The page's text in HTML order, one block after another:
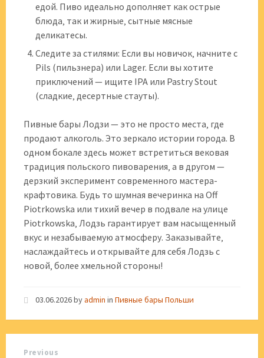
едой. Пиво идеально дополняет как острые
блюда‚ так и жирные‚ сытные мясные
деликатесы.
Следите за стилями: Если вы новичок‚ начните с
Pils (пильзнера) или Lager. Если вы хотите
приключений — ищите IPA или Pastry Stout
(сладкие‚ десертные стауты).
Пивные бары Лодзи — это не просто места‚ где
продают алкоголь. Это зеркало истории города. В
одном бокале здесь может встретиться вековая
традиция польского пивоварения‚ а в другом —
дерзкий эксперимент современного мастера-
крафтовика. Будь то шумная вечеринка на Off
Piotrkowska или тихий вечер в подвале на улице
Piotrkowska‚ Лодзь гарантирует вам насыщенный
вкус и незабываемую атмосферу. Заказывайте‚
наслаждайтесь и открывайте для себя Лодзь с
новой‚ более хмельной стороны!
03.06.2026byadmin in Пивные бары Польши
Previous